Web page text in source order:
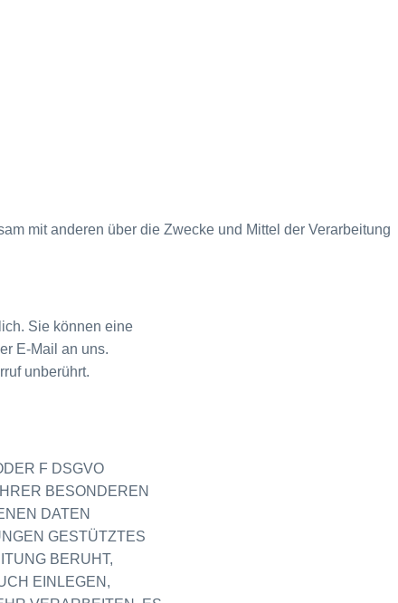
mit anderen über die Zwecke und Mittel der Verarbeitung
Sie können eine
E-Mail an uns.
unberührt.
F DSGVO
BESONDEREN
DATEN
GESTÜTZTES
BERUHT,
EINLEGEN,